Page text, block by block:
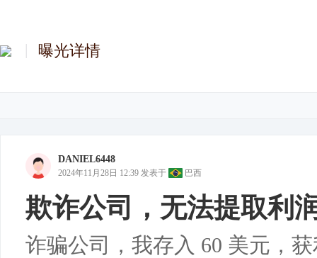
曝光详情
DANIEL6448
2024年11月28日 12:39 发表于 巴西
欺诈公司，无法提取利
诈骗公司，我存入 60 美元，